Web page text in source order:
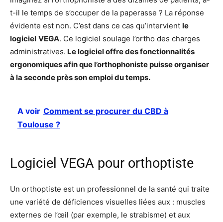
t-il le temps de s’occuper de la paperasse ? La réponse
évidente est non. C’est dans ce cas qu’intervient le
logiciel VEGA. Ce logiciel soulage l’ortho des charges
administratives. Le logiciel offre des fonctionnalités
ergonomiques afin que l’orthophoniste puisse organiser
à la seconde près son emploi du temps.
A voir Comment se procurer du CBD à
Toulouse ?
Logiciel VEGA pour orthoptiste
Un orthoptiste est un professionnel de la santé qui traite
une variété de déficiences visuelles liées aux : muscles
externes de l’œil (par exemple, le strabisme) et aux